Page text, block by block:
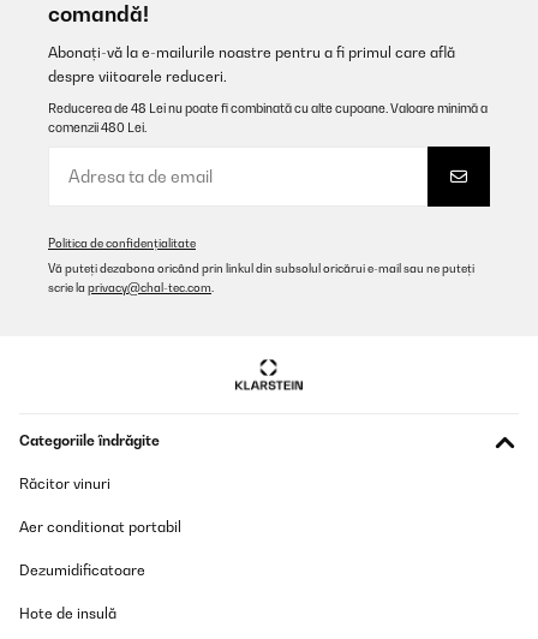
Traducere
03/10/2022
Utilisé pour les latte macchiato avec ma machine à café, juste ce
qu'il me manquait ! Génial, on ne se brûle même plus les mains en
Utilisateur d'Amazon
comandă!
Abonați-vă la e-mailurile noastre pentru a fi primul care află
despre viitoarele reduceri.
Reducerea de 48 Lei nu poate fi combinată cu alte cupoane. Valoare minimă a
comenzii 480 Lei.
Politica de confidențialitate
Vă puteți dezabona oricând prin linkul din subsolul oricărui e-mail sau ne puteți
scrie la privacy@chal-tec.com
Categoriile îndrăgite
Răcitor vinuri
Aer conditionat portabil
Dezumidificatoare
Hote de insulă